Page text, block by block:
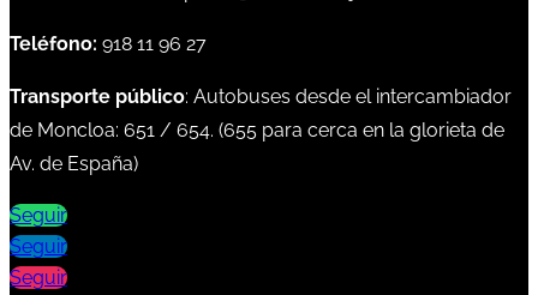
Teléfono: 918 11 96 27
Transporte público: Autobuses desde el intercambiador
de Moncloa: 651 / 654. (655 para cerca en la glorieta de
Av. de España)
Seguir
Seguir
Seguir